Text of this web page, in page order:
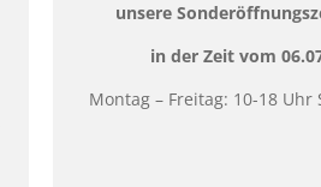
unsere
in der Zeit vom
Montag – Freitag: 10-18 Uhr